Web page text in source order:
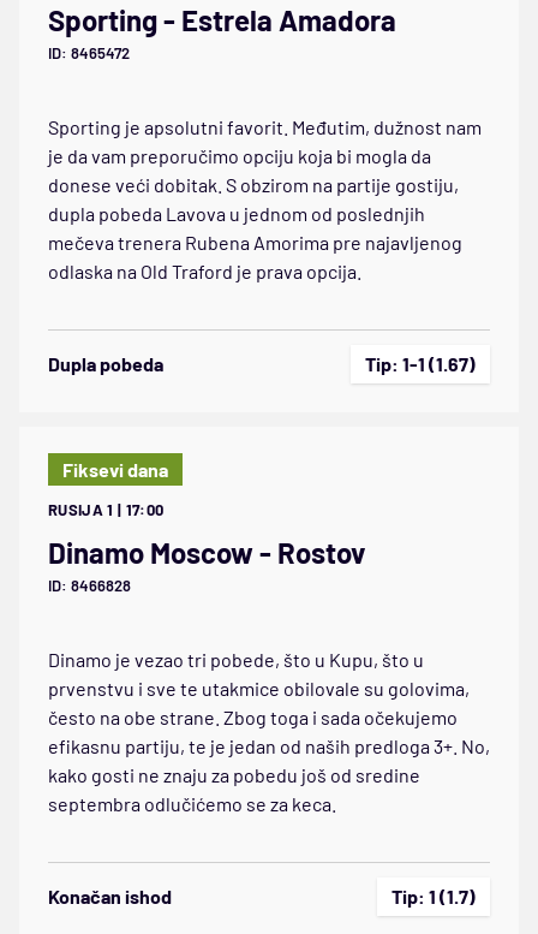
Sporting - Estrela Amadora
ID: 8465472
Sporting je apsolutni favorit. Međutim, dužnost nam
je da vam preporučimo opciju koja bi mogla da
donese veći dobitak. S obzirom na partije gostiju,
dupla pobeda Lavova u jednom od poslednjih
mečeva trenera Rubena Amorima pre najavljenog
odlaska na Old Traford je prava opcija.
Dupla pobeda Tip: 1-1 (1.67)
Fiksevi dana
RUSIJA 1 | 17:00
Dinamo Moscow - Rostov
ID: 8466828
Dinamo je vezao tri pobede, što u Kupu, što u
prvenstvu i sve te utakmice obilovale su golovima,
često na obe strane. Zbog toga i sada očekujemo
efikasnu partiju, te je jedan od naših predloga 3+. No,
kako gosti ne znaju za pobedu još od sredine
septembra odlučićemo se za keca.
Konačan ishod Tip: 1 (1.7)